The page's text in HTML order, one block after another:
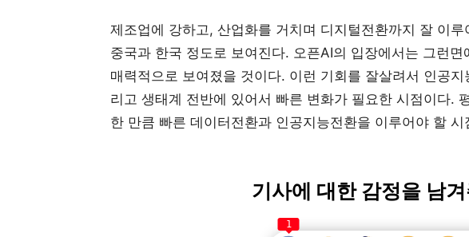
제조업에 강하고, 산업화를 거치며 디지털전환까지 잘 이
중국과 한국 정도로 보여진다. 오픈AI의 입장에서는 그런
매력적으로 보여졌을 것이다. 이런 기회를 잘살려서 인공
리고 생태계 전반에 있어서 빠른 변화가 필요한 시점이다.
한 만큼 빠른 데이터전환과 인공지능전환을 이루어야 할 시
기사에 대한 감정을 남
1